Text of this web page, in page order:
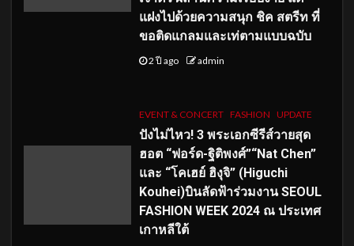
แฝงไปด้วยความสนุก ชิค สตรีท ที่
ขอติดแกลมและเท่ตามแบบฉบับ
2 ปี ago admin
EVENT & CONCERT FASHION UPDATE
ปังไม่ไหว! 3 พระเอกซีรีส์วายสุด
ฮอต “ฟอร์ด-ฐิติพงศ์”“Nat Chen”
และ “โคเฮย์ ฮิงุจิ” (Higuchi
Kouhei)บินลัดฟ้าร่วมงาน SEOUL
FASHION WEEK 2024 ณ ประเทศ
เกาหลีใต้